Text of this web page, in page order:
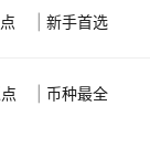
新手首选
币种最全